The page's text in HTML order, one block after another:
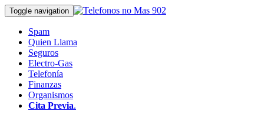
Toggle navigation
Spam
Quien Llama
Seguros
Electro-Gas
Telefonía
Finanzas
Organismos
Cita Previa.